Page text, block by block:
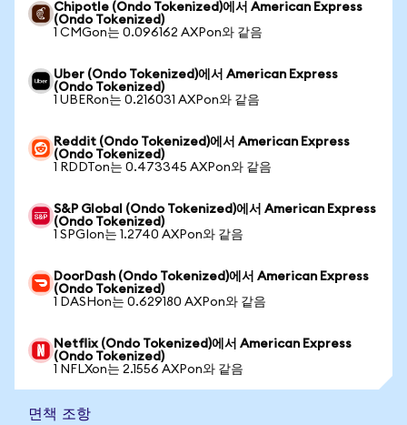
Chipotle (Ondo Tokenized)에서 American Express
(Ondo Tokenized)
1 CMGon는 0.096162 AXPon와 같음
Uber (Ondo Tokenized)에서 American Express
(Ondo Tokenized)
1 UBERon는 0.216031 AXPon와 같음
Reddit (Ondo Tokenized)에서 American Express
(Ondo Tokenized)
1 RDDTon는 0.473345 AXPon와 같음
S&P Global (Ondo Tokenized)에서 American Express
(Ondo Tokenized)
1 SPGIon는 1.2740 AXPon와 같음
DoorDash (Ondo Tokenized)에서 American Express
(Ondo Tokenized)
1 DASHon는 0.629180 AXPon와 같음
Netflix (Ondo Tokenized)에서 American Express
(Ondo Tokenized)
1 NFLXon는 2.1556 AXPon와 같음
면책 조항